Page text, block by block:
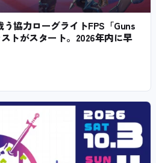
協力ローグライトFPS「Guns
トがスタート。2026年内に早